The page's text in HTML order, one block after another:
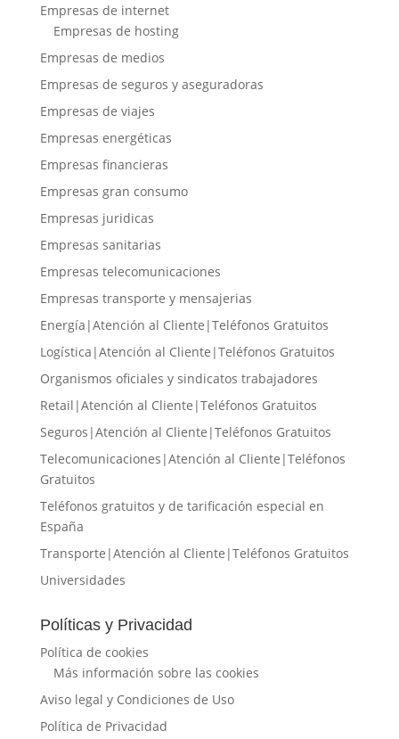
Empresas de internet
Empresas de hosting
Empresas de medios
Empresas de seguros y aseguradoras
Empresas de viajes
Empresas energéticas
Empresas financieras
Empresas gran consumo
Empresas juridicas
Empresas sanitarias
Empresas telecomunicaciones
Empresas transporte y mensajerias
Energía|Atención al Cliente|Teléfonos Gratuitos
Logística|Atención al Cliente|Teléfonos Gratuitos
Organismos oficiales y sindicatos trabajadores
Retail|Atención al Cliente|Teléfonos Gratuitos
Seguros|Atención al Cliente|Teléfonos Gratuitos
Telecomunicaciones|Atención al Cliente|Teléfonos
Gratuitos
Teléfonos gratuitos y de tarificación especial en
España
Transporte|Atención al Cliente|Teléfonos Gratuitos
Universidades
Políticas y Privacidad
Política de cookies
Más información sobre las cookies
Aviso legal y Condiciones de Uso
Política de Privacidad